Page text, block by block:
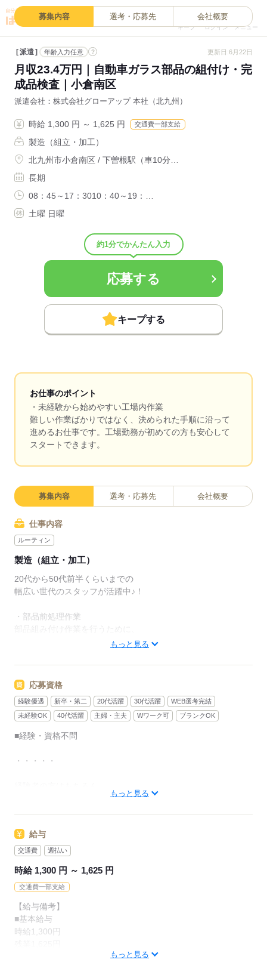
キープ ログイン メニュー
募集内容 選考・応募先 会社概要
派遣 年齢入力任意 ? 更新日:6月22日
月収23.4万円｜自動車ガラス部品の組付け・完
成品検査｜小倉南区
派遣会社 株式会社グローアップ 本社（北九州）
時給 1,300 円 ～ 1,625 円 交通費一部支給
製造（組立・加工）
北九州市小倉南区 / 下曽根駅（車10分…
長期
08：45～17：3010：40～19：…
土曜 日曜
約1分でかんたん入力
応募する
キープする
お仕事のポイント
・未経験から始めやすい工場内作業
難しい作業ばかりではなく、決められた手順に沿って
進めるお仕事です。工場勤務が初めての方も安心して
スタートできます。
募集内容 選考・応募先 会社概要
仕事内容
ルーティン
製造（組立・加工）
20代から50代前半くらいまでの
幅広い世代のスタッフが活躍中♪！
・部品前処理作業
事前に行う処理のことです。
・アッセンブリー作業
自動車用ガラスに接着剤を使って、
部品を付けることです。
・製品検査作業
長期の安定もはかれる職場です。
少しでも気になる方は、
お気軽にご連絡・ご応募ください＾＾
もっと見る
応募資格
経験優遇 新卒・第二 20代活躍 30代活躍
WEB選考完結
未経験OK
40代活躍 主婦・主夫 Wワーク可 ブランクOK
■経験・資格不問
・・・・・
幅広い年代の方が活躍です！
・2交代勤務が可能な方
・しっかり稼ぎたい方
・交通手段を確保できる方
応募する
もっと見る
給与
交通費 週払い
時給 1,300 円 ～ 1,625 円
交通費一部支給
【給与備考】
■基本給与
時給1,300円
もっと見る